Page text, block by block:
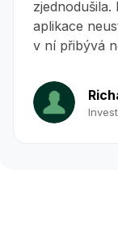
zjednodušila.
aplikace
v ní přibývá